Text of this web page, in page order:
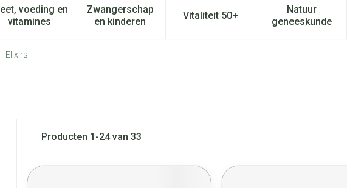
voor Schoonheid, verzorging en hygiëne categorie
voeding en
vitaminesToon submenu voor Dieet, voeding en vitamines categorie
Zwangerschap
en kinderenToon submenu voor Zwangerschap en kinderen
Vitaliteit 50+Toon submenu voor Vitaliteit
Natuur
geneeskunde
Toon
Elixirs
Producten 1 -24van 33